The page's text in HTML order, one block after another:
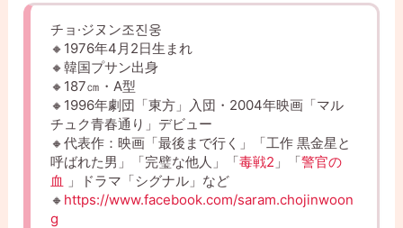
チョ·ジヌン조진웅
🔸1976年4月2日生まれ
🔸韓国プサン出身
🔸187㎝・A型
🔸1996年劇団「東方」入団・2004年映画「マル
チュク青春通り」デビュー
🔸代表作：映画「最後まで行く」「工作 黒金星と
呼ばれた男」「完璧な他人」「毒戦2 」「警官の
血
」ドラマ「シグナル」など
🔸 https://www.facebook.com/saram.chojinwoon
g